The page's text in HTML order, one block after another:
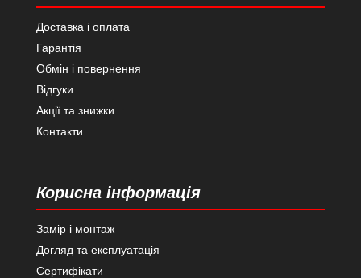
Доставка і оплата
Гарантія
Обмін і повернення
Відгуки
Акції та знижки
Контакти
Корисна інформація
Замір і монтаж
Догляд та експлуатація
Сертифікати